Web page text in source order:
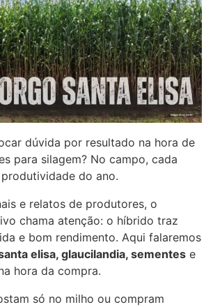
dúvida por resultado na hora de
para silagem? No campo, cada
do ano.
e relatos de produtores, o
chama atenção: o híbrido traz
e bom rendimento. Aqui falaremos
elisa, glaucilandia, sementes e
hora da compra.
só no milho ou compram